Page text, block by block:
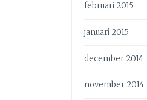
februari 2015
januari 2015
december 2014
november 2014